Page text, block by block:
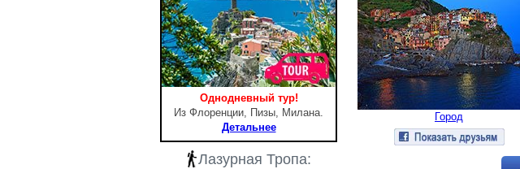
Город
Однодневный тур!
Из Флоренции, Пизы, Милана.
Детальнее
Лазурная Тропа: